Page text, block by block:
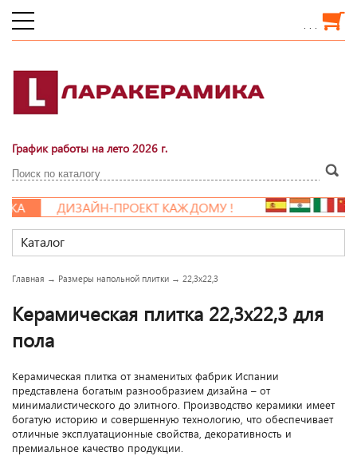
. . .
График работы на лето 2026 г.
ДИЗАЙН-ПРОЕКТ КАЖДОМУ !
Каталог
Главная → Размеры напольной плитки → 22,3x22,3
Керамическая плитка 22,3x22,3 для
пола
Керамическая плитка от знаменитых фабрик Испании
представлена богатым разнообразием дизайна – от
минималистического до элитного. Производство керамики имеет
богатую историю и совершенную технологию, что обеспечивает
отличные эксплуатационные свойства, декоративность и
премиальное качество продукции.